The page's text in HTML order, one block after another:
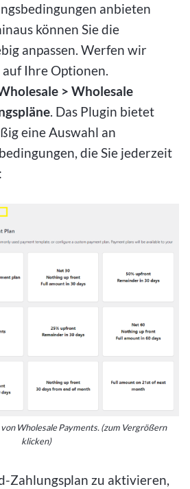
anbieten
können Sie die
anpassen. Werfen wir
Ihre Optionen.
> Wholesale
. Das Plugin bietet
eine Auswahl an
die Sie jederzeit
Wholesale Payments. (zum Vergrößern
klicken)
Zahlungsplan zu aktivieren,